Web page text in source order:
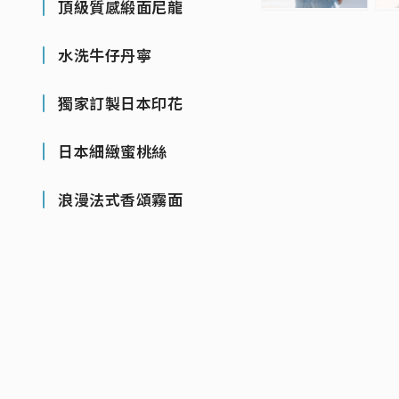
頂級質感緞面尼龍
水洗牛仔丹寧
獨家訂製日本印花
日本細緻蜜桃絲
浪漫法式香頌霧面